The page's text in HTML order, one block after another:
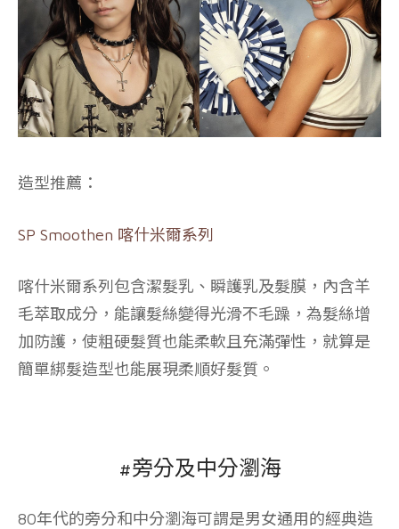
造型推薦：
SP Smoothen 喀什米爾系列
喀什米爾系列包含潔髮乳、瞬護乳及髮膜，內含羊
毛萃取成分，能讓髮絲變得光滑不毛躁，為髮絲增
加防護，使粗硬髮質也能柔軟且充滿彈性，就算是
簡單綁髮造型也能展現柔順好髮質。
#旁分及中分瀏海
80年代的旁分和中分瀏海可謂是男女通用的經典造